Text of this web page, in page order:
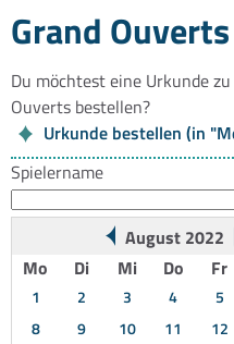
Grand Ouverts
Du möchtest eine Urkunde
Ouverts bestellen?
Urkunde bestellen (in
Spielername
August 2022
Mo
Di Mi Do Fr
1 2 3 4 5
8
9 10 11 12